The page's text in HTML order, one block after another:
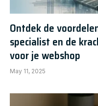
Ontdek de
specialist en de
voor je webshop
May 11, 2025